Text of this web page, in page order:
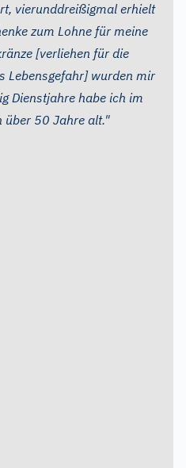
vierunddreißigmal erhielt
zum Lohne für meine
[verliehen für die
Lebensgefahr] wurden mir
Dienstjahre habe ich im
über 50 Jahre alt."